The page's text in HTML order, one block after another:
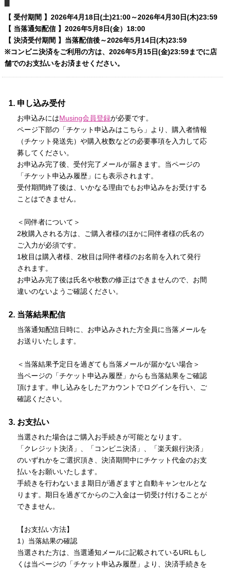
【 受付期間 】2026年4月18日(土)21:00～2026年4月30日(木)23:59
【 当落通知配信 】2026年5月8日(金）18:00
【 決済受付期間 】当落配信後～2026年5月14日(木)23:59
※コンビニ決済をご利用の方は、2026年5月15日(金)23:59までに店
舗でのお支払いをお済ませください。
申し込み受付
お申込みにはMusing会員登録が必要です。
ページ下部の「チケット申込みはこちら」より、購入者情報
（チケット発送先）や購入枚数などの必要事項を入力して応
募してください。
お申込み完了後、受付完了メールが届きます。当ページの
「チケット申込み履歴」にも表示されます。
受付期間終了後は、いかなる理由でもお申込みをお受けする
ことはできません。
＜同伴者について＞
2枚購入される方は、ご購入者様のほかに同伴者様の氏名の
ご入力が必須です。
1枚目は購入者様、2枚目は同伴者様のお名前を入れて発行
されます。
お申込み完了後は氏名や枚数の修正はできませんので、お間
違いのないようご確認ください。
当落結果配信
当落通知配信日時に、お申込みされた方全員に当落メールを
お送りいたします。
＜当落結果予定日を過ぎても当落メールが届かない場合＞
当ページの「チケット申込み履歴」からも当落結果をご確認
頂けます。申し込みをしたアカウントでログインを行い、ご
確認ください。
お支払い
当選された場合はご購入お手続きが可能となります。
「クレジット決済」、「コンビニ決済」、「楽天銀行決済」
のいずれかをご選択頂き、決済期間中にチケット代金のお支
払いをお願いいたします。
手続きを行わないまま期日が過ぎますと自動キャンセルとな
ります。期日を過ぎてからのご入金は一切受け付けることが
できません。
【お支払い方法】
1）当落結果の確認
当選された方は、当選通知メールに記載されているURLもし
くは当ページの「チケット申込み履歴」より、決済手続きを